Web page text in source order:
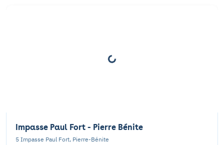
Impasse Paul Fort - Pierre Bénite
5 Impasse Paul Fort, Pierre-Bénite